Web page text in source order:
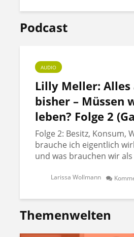
Podcast
AUDIO
Lilly Meller: Alles
bisher – Müssen
leben? Folge 2
Folge 2: Besitz, Konsum,
brauche ich eigentlich
und was brauchen wir als
Larissa Wollmann
Themenwelten